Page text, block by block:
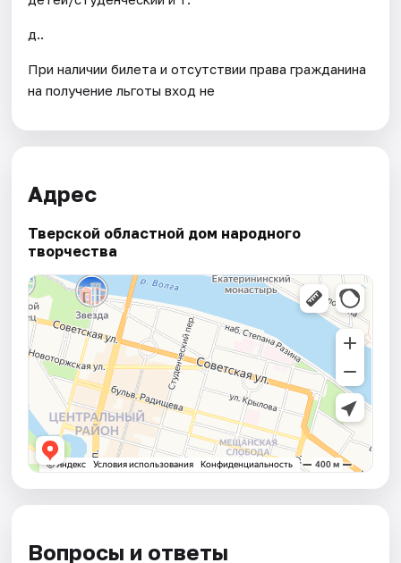
д..
При наличии билета и отсутствии права гражданина
на получение льготы вход не
Адрес
Тверской областной дом народного
творчества
Вопросы и ответы